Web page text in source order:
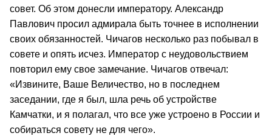
совет. Об этом донесли императору. Александр
Павлович просил адмирала быть точнее в исполнении
своих обязанностей. Чичагов несколько раз побывал в
совете и опять исчез. Император с неудовольствием
повторил ему свое замечание. Чичагов отвечал:
«Извините, Ваше Величество, но в последнем
заседании, где я был, шла речь об устройстве
Камчатки, и я полагал, что все уже устроено в России и
собираться совету не для чего».